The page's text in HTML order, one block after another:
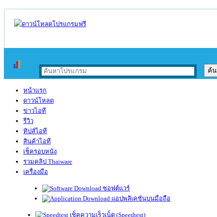
หน้าแรก
ดาวน์โหลด
ข่าวไอที
รีวิว
ทิปส์ไอที
สินค้าไอที
เช็ครอบหนัง
รวมคลิป Thaiware
เครื่องมือ
ซอฟต์แวร์
แอปพลิเคชันบนมือถือ
เช็คความเร็วเน็ต (Speedtest)